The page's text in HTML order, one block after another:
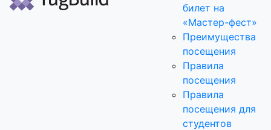
билет на
«Мастер-фест»
Преимущества
посещения
Правила
посещения
Правила
посещения для
студентов